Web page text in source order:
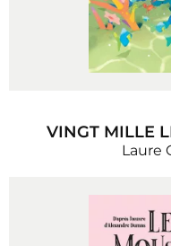
VINGT MILLE
Laure